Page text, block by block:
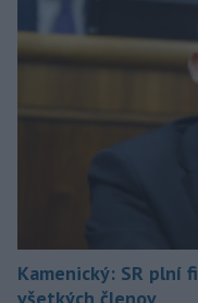
Kamenický: SR plní